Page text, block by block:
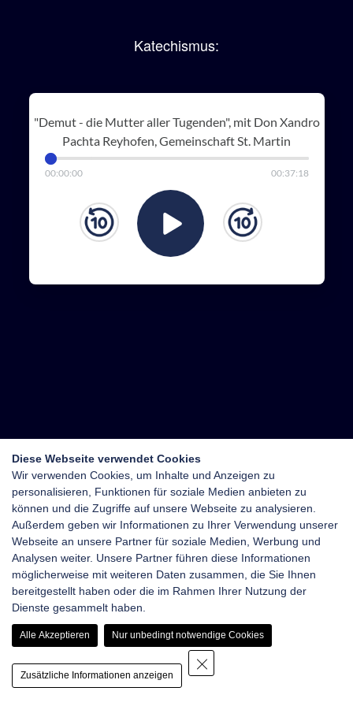
Katechismus:
"Demut - die Mutter aller Tugenden", mit Don Xandro
Pachta Reyhofen, Gemeinschaft St. Martin
00:00:00 00:37:18
Diese Webseite verwendet Cookies
Wir verwenden Cookies, um Inhalte und Anzeigen zu
personalisieren, Funktionen für soziale Medien anbieten zu
können und die Zugriffe auf unsere Webseite zu analysieren.
Außerdem geben wir Informationen zu Ihrer Verwendung unserer
Webseite an unsere Partner für soziale Medien, Werbung und
Analysen weiter. Unsere Partner führen diese Informationen
möglicherweise mit weiteren Daten zusammen, die Sie Ihnen
bereitgestellt haben oder die im Rahmen Ihrer Nutzung der
Dienste gesammelt haben.
Alle Akzeptieren Nur unbedingt notwendige Cookies
Zusätzliche Informationen anzeigen